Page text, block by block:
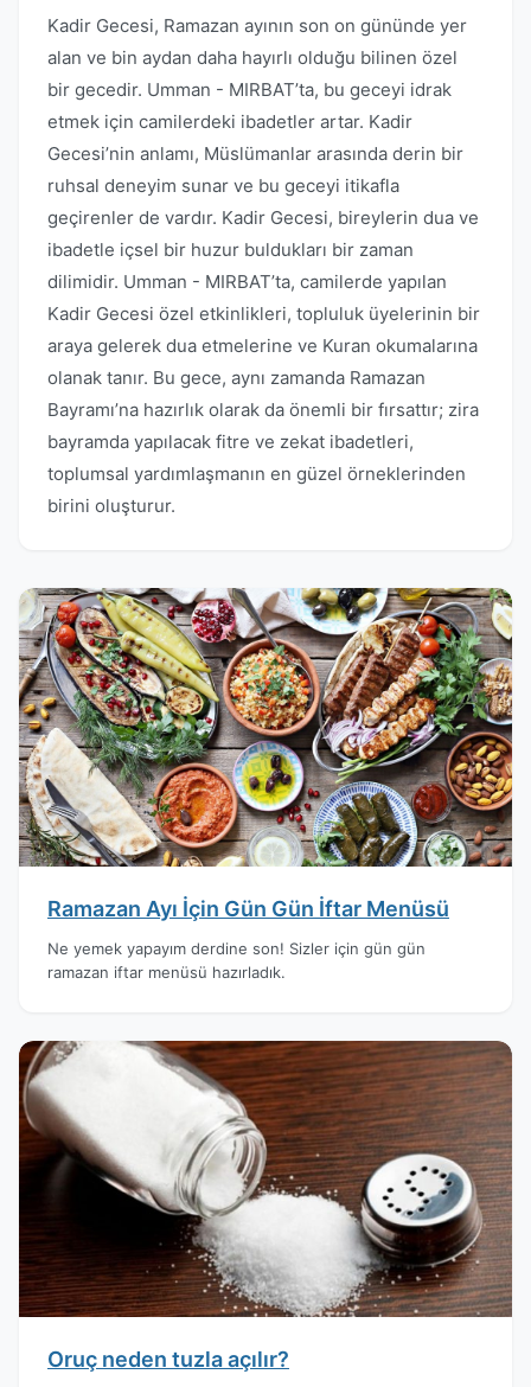
Kadir Gecesi, Ramazan ayının son on gününde yer
alan ve bin aydan daha hayırlı olduğu bilinen özel
bir gecedir. Umman - MIRBAT’ta, bu geceyi idrak
etmek için camilerdeki ibadetler artar. Kadir
Gecesi’nin anlamı, Müslümanlar arasında derin bir
ruhsal deneyim sunar ve bu geceyi itikafla
geçirenler de vardır. Kadir Gecesi, bireylerin dua ve
ibadetle içsel bir huzur buldukları bir zaman
dilimidir. Umman - MIRBAT’ta, camilerde yapılan
Kadir Gecesi özel etkinlikleri, topluluk üyelerinin bir
araya gelerek dua etmelerine ve Kuran okumalarına
olanak tanır. Bu gece, aynı zamanda Ramazan
Bayramı’na hazırlık olarak da önemli bir fırsattır; zira
bayramda yapılacak fitre ve zekat ibadetleri,
toplumsal yardımlaşmanın en güzel örneklerinden
birini oluşturur.
Ramazan Ayı İçin Gün Gün İftar Menüsü
Ne yemek yapayım derdine son! Sizler için gün gün
ramazan iftar menüsü hazırladık.
Oruç neden tuzla açılır?